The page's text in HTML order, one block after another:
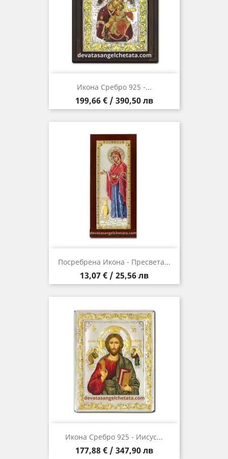
Икона Сребро 925 -...
Цена
199,66 € / 390,50 лв
Посребрена Икона - Пресвета...
Цена
13,07 € / 25,56 лв
Икона Сребро 925 - Иисус...
Цена
177,88 € / 347,90 лв